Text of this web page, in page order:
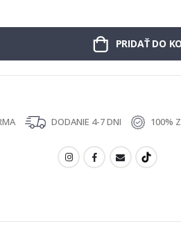
PRIDAŤ DO
DODANIE 4-7 DNI 100%